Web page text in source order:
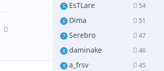
5 EsTLare 54
6 Dima 51
7 Serebro 47
8 daminake 46
9 a_frsv 45